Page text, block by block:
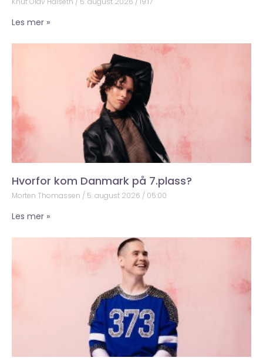
Les mer »
Hvorfor kom Danmark på 7.plass?
Morten Thomassen 5. august 2026 05:00
Les mer »